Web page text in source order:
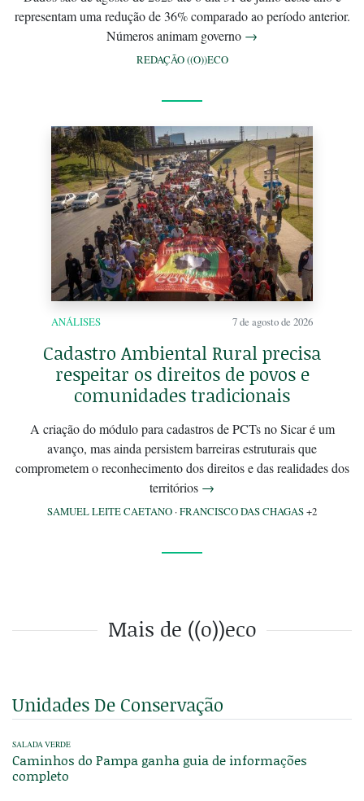
representam uma redução de 36% comparado ao período anterior.
Números animam governo →
REDAÇÃO ((O))ECO
ANÁLISES 7 de agosto de 2026
Cadastro Ambiental Rural precisa
respeitar os direitos de povos e
comunidades tradicionais
A criação do módulo para cadastros de PCTs no Sicar é um
avanço, mas ainda persistem barreiras estruturais que
comprometem o reconhecimento dos direitos e das realidades dos
territórios →
SAMUEL LEITE CAETANO ·FRANCISCO DAS CHAGAS+2
Mais de ((o))eco
Unidades De Conservação
SALADA VERDE
Caminhos do Pampa ganha guia de informações
completo